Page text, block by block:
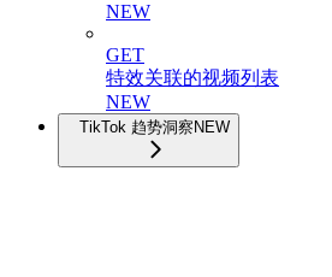
NEW
GET
特效关联的视频列表
NEW
TikTok 趋势洞察 NEW